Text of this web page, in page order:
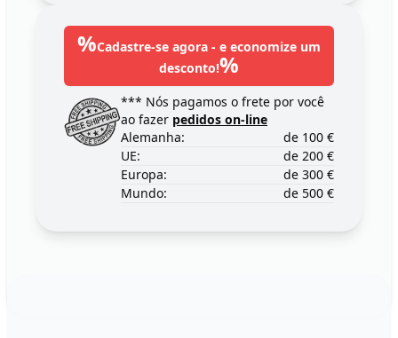
%Cadastre-se agora - e economize um
desconto!%
*** Nós pagamos o frete por você
ao fazer pedidos on-line
Alemanha:
de 100 €
UE:
de 200 €
Europa:
de 300 €
Mundo:
de 500 €